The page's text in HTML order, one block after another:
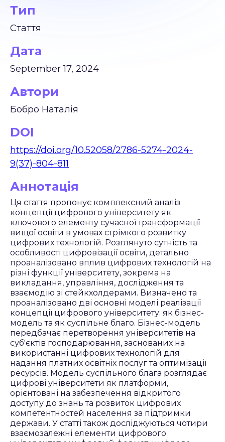
Тип
Стаття
Дата
September 17, 2024
Автори
Бобро Наталія
DOI
https://doi.org/10.52058/2786-5274-2024-
9(37)-804-811
Аннотація
Ця стаття пропонує комплексний аналіз
концепції цифрового університету як
ключового елементу сучасної трансформації
вищої освіти в умовах стрімкого розвитку
цифрових технологій. Розглянуто сутність та
особливості цифровізації освіти, детально
проаналізовано вплив цифрових технологій на
різні функції університету, зокрема на
викладання, управління, дослідження та
взаємодію зі стейкхолдерами. Визначено та
проаналізовано дві основні моделі реалізації
концепції цифрового університету: як бізнес-
модель та як суспільне благо. Бізнес-модель
передбачає перетворення університетів на
суб'єктів господарювання, заснованих на
використанні цифрових технологій для
надання платних освітніх послуг та оптимізації
ресурсів. Модель суспільного блага розглядає
цифрові університети як платформи,
орієнтовані на забезпечення відкритого
доступу до знань та розвиток цифрових
компетентностей населення за підтримки
держави. У статті також досліджуються чотири
взаємозалежні елементи цифрового